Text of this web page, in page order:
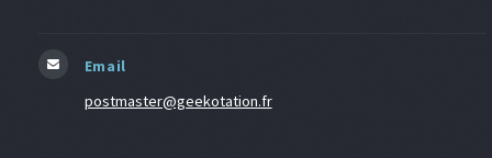
Email
postmaster@geekotation.fr